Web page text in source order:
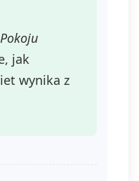
Pokoju
jak
wynika z